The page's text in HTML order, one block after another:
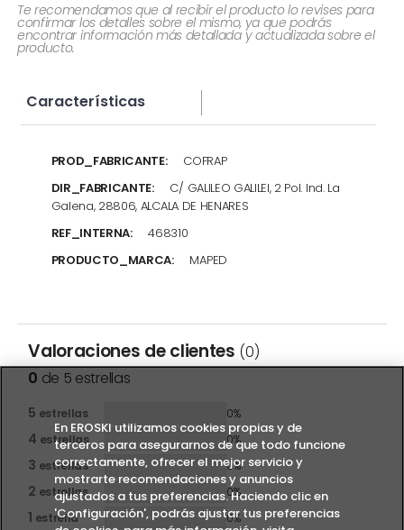
Te recomendamos que al recibir el producto lo revises para
confirmar los detalles sobre el mismo, ya que podrás
encontrar información más detallada y actualizada sobre el
producto.
Características
PROD_FABRICANTE:
COFRAP
DIR_FABRICANTE:
C/ GALILEO GALILEI, 2 Pol. Ind. La
Galena, 28806, ALCALA DE HENARES
REF_INTERNA:
468310
PRODUCTO_MARCA:
MAPED
Valoraciones de clientes (0)
0 de 5 estrellas
5 estrellas 0%
4 estrellas 0%
3 estrellas 0%
2 estrellas 0%
1 estrella 0%
En EROSKI utilizamos cookies propias y de
terceros para asegurarnos de que todo funcione
correctamente, ofrecer el mejor servicio y
mostrarte recomendaciones y anuncios
ajustados a tus preferencias. Haciendo clic en
'Configuración', podrás ajustar tus preferencias